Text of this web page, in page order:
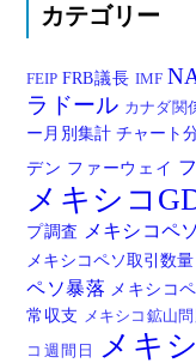
カテゴリー
FEIPFRB議長IMF
ラドール カナダ関
ー月別集計 チャート
デン ファーウェイ
メキシコ
プ調査
メキシコペ
メキシコペソ取引数量
ペソ暴落 メキシコ
常収支 メキシコ鉱山
コ週間日 メキ